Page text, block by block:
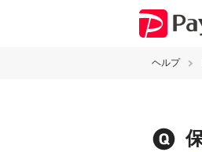
ヘルプ